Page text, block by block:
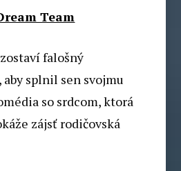
Team
falošný
splnil sen svojmu
so srdcom, ktorá
zájsť rodičovská